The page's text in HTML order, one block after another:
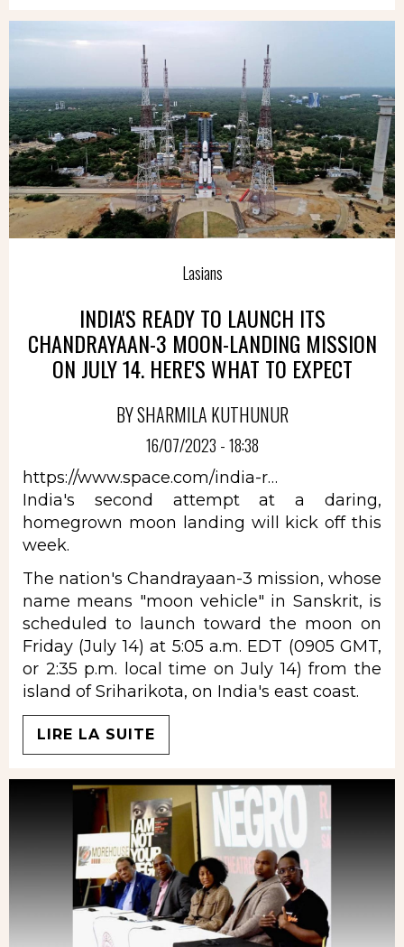
Lasians
INDIA'S READY TO LAUNCH ITS
CHANDRAYAAN-3 MOON-LANDING MISSION
ON JULY 14. HERE'S WHAT TO EXPECT
BY SHARMILA KUTHUNUR
16/07/2023 - 18:38
https://www.space.com/india-r…
India's second attempt at a daring,
homegrown moon landing will kick off this
week.
The nation's Chandrayaan-3 mission, whose
name means "moon vehicle" in Sanskrit, is
scheduled to launch toward the moon on
Friday (July 14) at 5:05 a.m. EDT (0905 GMT,
or 2:35 p.m. local time on July 14) from the
island of Sriharikota, on India's east coast.
LIRE LA SUITE